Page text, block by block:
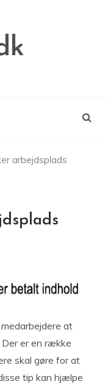
arbejdsplads
at
Der er en række
skal gøre for at
tip kan hjælpe